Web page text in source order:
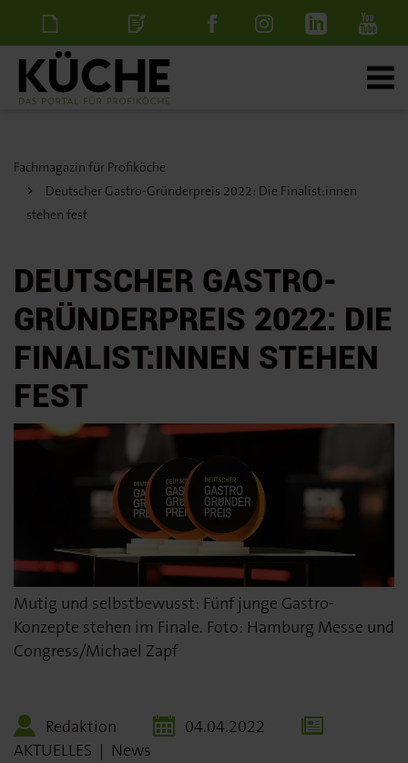
NewsletterStellenanzeige
Fachmagazin für Profiköche
Deutscher Gastro-Gründerpreis 2022: Die Finalist:innen
stehen fest
DEUTSCHER GASTRO-
GRÜNDERPREIS 2022: DIE
FINALIST:INNEN STEHEN
FEST
Mutig und selbstbewusst: Fünf junge Gastro-
Konzepte stehen im Finale. Foto: Hamburg Messe und
Congress/Michael Zapf
Redaktion
04.04.2022
AKTUELLES | News